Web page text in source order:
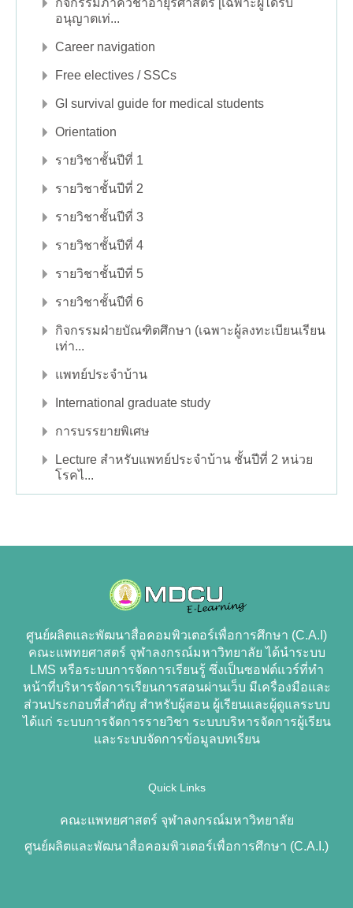
อนุญาตเท่...
Career navigation
Free electives / SSCs
GI survival guide for medical students
Orientation
รายวิชาชั้นปีที่ 1
รายวิชาชั้นปีที่ 2
รายวิชาชั้นปีที่ 3
รายวิชาชั้นปีที่ 4
รายวิชาชั้นปีที่ 5
รายวิชาชั้นปีที่ 6
กิจกรรมฝ่ายบัณฑิตศึกษา (เฉพาะผู้ลงทะเบียนเรียน
เท่า...
แพทย์ประจำบ้าน
International graduate study
การบรรยายพิเศษ
Lecture สำหรับแพทย์ประจำบ้าน ชั้นปีที่ 2 หน่วย
โรคไ...
ศูนย์ผลิตและพัฒนาสื่อคอมพิวเตอร์เพื่อการศึกษา (C.A.I)
คณะแพทยศาสตร์ จุฬาลงกรณ์มหาวิทยาลัย ได้นำระบบ
LMS หรือระบบการจัดการเรียนรู้ ซึ่งเป็นซอฟต์แวร์ที่ทำ
หน้าที่บริหารจัดการเรียนการสอนผ่านเว็บ มีเครื่องมือและ
ส่วนประกอบที่สำคัญ สำหรับผู้สอน ผู้เรียนและผู้ดูแลระบบ
ได้แก่ ระบบการจัดการรายวิชา ระบบบริหารจัดการผู้เรียน
และระบบจัดการข้อมูลบทเรียน
Quick Links
คณะแพทยศาสตร์ จุฬาลงกรณ์มหาวิทยาลัย
ศูนย์ผลิตและพัฒนาสื่อคอมพิวเตอร์เพื่อการศึกษา (C.A.I.)